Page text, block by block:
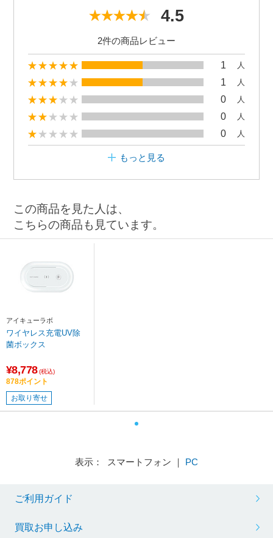
4.5
2件の商品レビュー
1 人
1 人
0 人
0 人
0 人
もっと見る
この商品を見た人は、
こちらの商品も見ています。
アイキューラボ
ワイヤレス充電UV除
菌ボックス
¥8,778 (税込)
878ポイント
お取り寄せ
表示： スマートフォン ｜ PC
ご利用ガイド
買取お申し込み